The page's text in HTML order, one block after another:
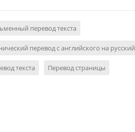
перевод текста
перевод с английского на русский
текста Перевод страницы